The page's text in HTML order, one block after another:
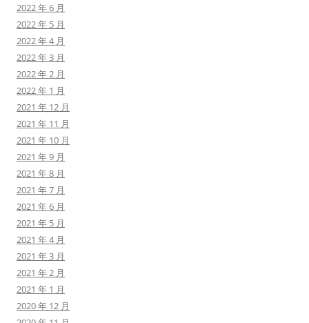
2022 年 6 月
2022 年 5 月
2022 年 4 月
2022 年 3 月
2022 年 2 月
2022 年 1 月
2021 年 12 月
2021 年 11 月
2021 年 10 月
2021 年 9 月
2021 年 8 月
2021 年 7 月
2021 年 6 月
2021 年 5 月
2021 年 4 月
2021 年 3 月
2021 年 2 月
2021 年 1 月
2020 年 12 月